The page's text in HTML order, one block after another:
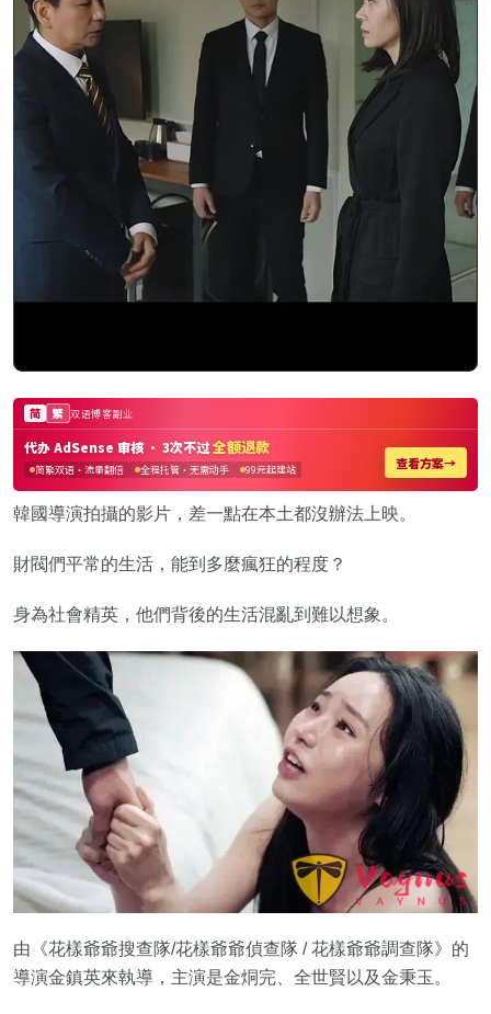
韓國導演拍攝的影片，差一點在本土都沒辦法上映。
財閥們平常的生活，能到多麼瘋狂的程度？
身為社會精英，他們背後的生活混亂到難以想象。
由《花樣爺爺搜查隊/花樣爺爺偵查隊 / 花樣爺爺調查隊》的
導演金鎮英來執導，主演是金烔完、全世賢以及金秉玉。